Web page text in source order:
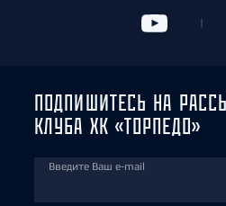
ПОДПИШИТЕСЬ НА
КЛУБА ХК «ТОРПЕДО»
Введите Ваш e-mail